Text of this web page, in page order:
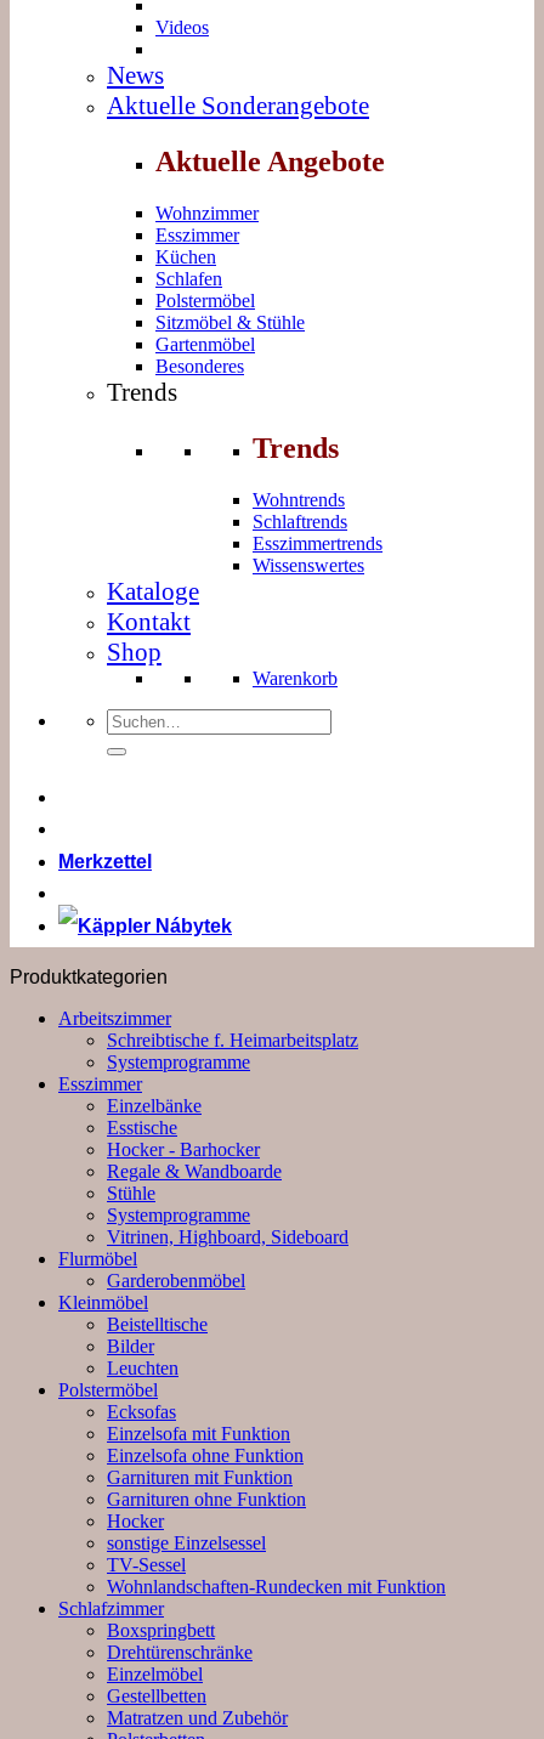
Videos
News
Aktuelle Sonderangebote
Aktuelle Angebote
Wohnzimmer
Esszimmer
Küchen
Schlafen
Polstermöbel
Sitzmöbel & Stühle
Gartenmöbel
Besonderes
Trends
Trends
Wohntrends
Schlaftrends
Esszimmertrends
Wissenswertes
Kataloge
Kontakt
Shop
Warenkorb
Suchen
nach:
Merkzettel
Produktkategorien
Arbeitszimmer
Schreibtische f. Heimarbeitsplatz
Systemprogramme
Esszimmer
Einzelbänke
Esstische
Hocker - Barhocker
Regale & Wandboarde
Stühle
Systemprogramme
Vitrinen, Highboard, Sideboard
Flurmöbel
Garderobenmöbel
Kleinmöbel
Beistelltische
Bilder
Leuchten
Polstermöbel
Ecksofas
Einzelsofa mit Funktion
Einzelsofa ohne Funktion
Garnituren mit Funktion
Garnituren ohne Funktion
Hocker
sonstige Einzelsessel
TV-Sessel
Wohnlandschaften-Rundecken mit Funktion
Schlafzimmer
Boxspringbett
Drehtürenschränke
Einzelmöbel
Gestellbetten
Matratzen und Zubehör